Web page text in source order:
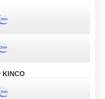
7mm ở phía sau, tâm
KINCO